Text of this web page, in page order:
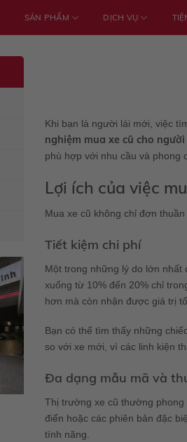
SẢN PHẨM DỊCH VỤ
Khi bạn là người lái mới, việc
nghiệm mua xe cũ cho
phù hợp với nhu cầu và phong
Lợi ích của việc
Mua xe cũ không chỉ đơn
Tiết kiệm chi phí
Một trong những lý do lớn nhất
xuống từ 10% đến 20% chỉ
hơn mà còn nhận được giá trị
Bạn có thể tìm thấy những
so với xe mới, vì các linh kiện
Đa dạng mẫu mã và
Thị trường xe cũ thường
điển hoặc các phiên bản đặc
tính năng.